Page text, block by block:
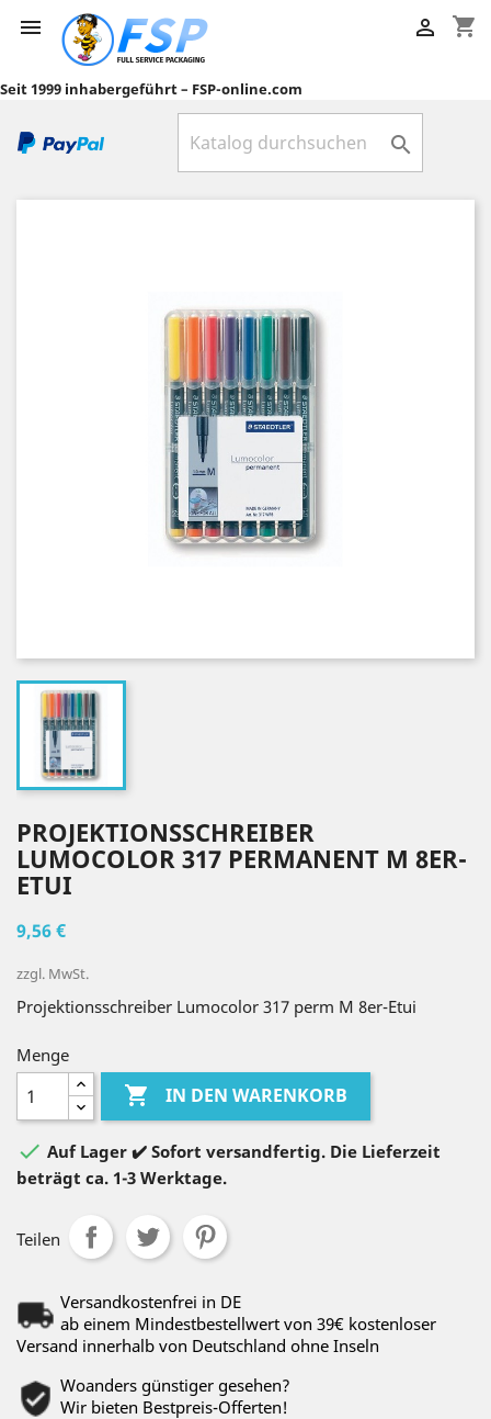
 shopping_cart

Seit 1999 inhabergeführt – FSP-online.com

PROJEKTIONSSCHREIBER
LUMOCOLOR 317 PERMANENT M 8ER-
ETUI
9,56 €
zzgl. MwSt.
Projektionsschreiber Lumocolor 317 perm M 8er-Etui
Menge
 IN DEN WARENKORB
 Auf Lager ✔️ Sofort versandfertig. Die Lieferzeit
beträgt ca. 1-3 Werktage.
Teilen
Versandkostenfrei in DE
ab einem Mindestbestellwert von 39€ kostenloser
Versand innerhalb von Deutschland ohne Inseln
Woanders günstiger gesehen?
Wir bieten Bestpreis-Offerten!